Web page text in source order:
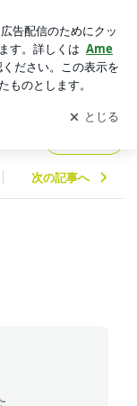
受け取りまし
開く
次の記事へ